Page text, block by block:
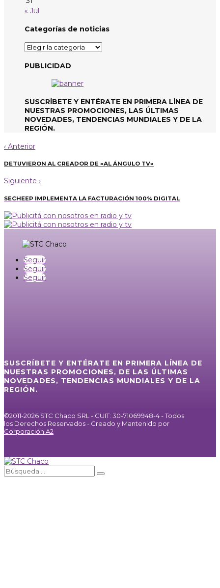
« Jul
Categorías de noticias
Categorías
de
noticias
PUBLICIDAD
SUSCRÍBETE Y ENTÉRATE EN PRIMERA LÍNEA DE
NUESTRAS PROMOCIONES, LAS ÚLTIMAS
NOVEDADES, TENDENCIAS MUNDIALES Y DE LA
REGIÓN.
‹ Anterior
DETUVIERON AL CREADOR DE «AL ÁNGULO TV»
Siguiente ›
SECHEEP IMPLEMENTA LA FACTURACIÓN 100% DIGITAL
Seguir
Seguir
Seguir
SUSCRÍBETE Y ENTÉRATE EN PRIMERA LÍNEA DE
NUESTRAS PROMOCIONES, DE LAS ÚLTIMAS
NOVEDADES, TENDENCIAS MUNDIALES Y DE LA
REGIÓN.
©2011-2026 STC Chaco SRL - CUIT: 30-71069948-4 - Todos
los Derechos Reservados - Creado y Mantenido por
Corporación A2